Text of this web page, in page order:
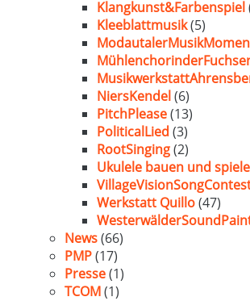
Klangkunst&Farbenspiel
Kleeblattmusik(5)
NiersKendel(6)
PitchPlease(13)
PoliticalLied (3)
RootSinging(2)
Ukulele bauen und
Werkstatt Quillo(47)
News(66)
PMP(17)
Presse(1)
TCOM(1)